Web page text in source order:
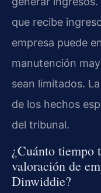
que recibe
empresa puede
manutención
sean limitados.
de los hechos
del tribunal.
¿Cuánto tiempo
valoración de
Dinwiddie?